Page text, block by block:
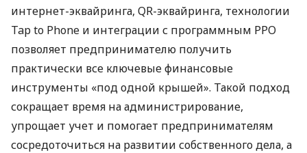
интернет-эквайринга, QR-эквайринга, технологии
Tap to Phone и интеграции с программным РРО
позволяет предпринимателю получить
практически все ключевые финансовые
инструменты «под одной крышей». Такой подход
сокращает время на администрирование,
упрощает учет и помогает предпринимателям
сосредоточиться на развитии собственного дела, а